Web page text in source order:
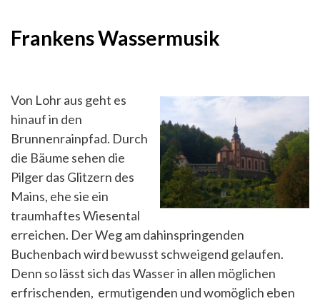
Frankens Wassermusik
Von Lohr aus geht es
hinauf in den
Brunnenrainpfad. Durch
die Bäume sehen die
Pilger das Glitzern des
Mains, ehe sie ein
traumhaftes Wiesental
erreichen. Der Weg am dahinspringenden
Buchenbach wird bewusst schweigend gelaufen.
Denn so lässt sich das Wasser in allen möglichen
erfrischenden, ermutigenden und womöglich eben